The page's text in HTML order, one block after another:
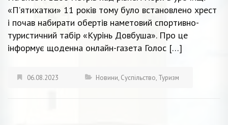
«П’ятихатки» 11 років тому було встановлено хрест
і почав набирати обертів наметовий спортивно-
туристичний табір «Курінь Довбуша». Про це
інформує щоденна онлайн-газета Голос […]
06.08.2023 Новини, Суспільство, Туризм